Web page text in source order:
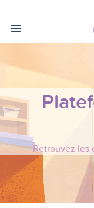
Retrouvez les